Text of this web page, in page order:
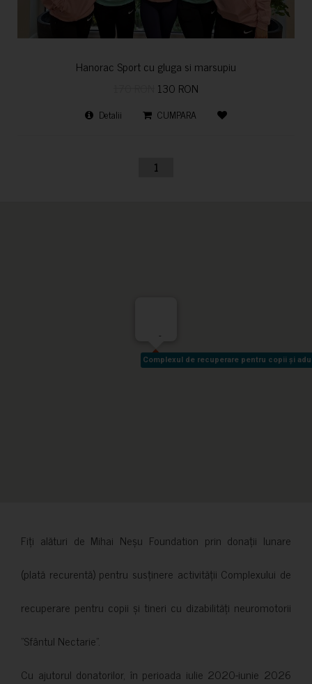
Hanorac Sport cu gluga si marsupiu
130 RON
Detalii CUMPARA
1
Complexul de recuperare pentru copii și
Complexul de recuperare pentru copii și
-
Fiți alături de Mihai Neșu Foundation prin donații lunare
(plată recurentă) pentru susținere activității Complexului de
recuperare pentru copii și tineri cu dizabilități neuromotorii
”Sfântul Nectarie”.
Cu ajutorul donatorilor, în perioada iulie 2020-iunie 2026